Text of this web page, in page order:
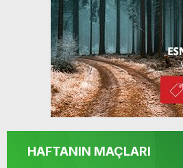
HAFTANIN MAÇLARI